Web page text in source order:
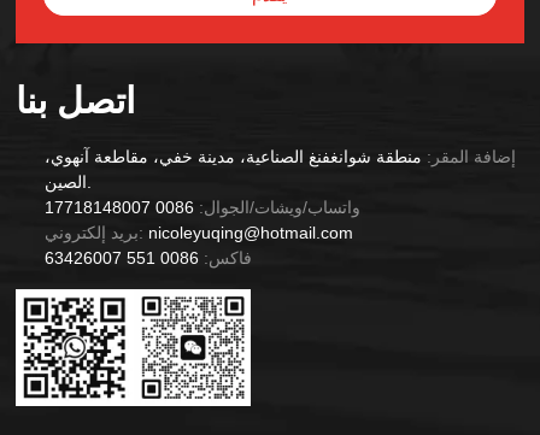
اتصل بنا
إضافة المقر: منطقة شوانغفنغ الصناعية، مدينة خفي، مقاطعة آنهوي،
واتساب/ويشات/الجوال: 0086 17718148007
بريد إلكتروني: nicoleyuqing@hotmail.com
فاكس: 0086 551 63426007